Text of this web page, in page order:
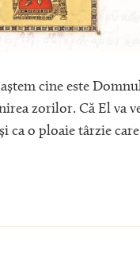
cine este
zorilor. Că El va
ca o ploaie târzie care